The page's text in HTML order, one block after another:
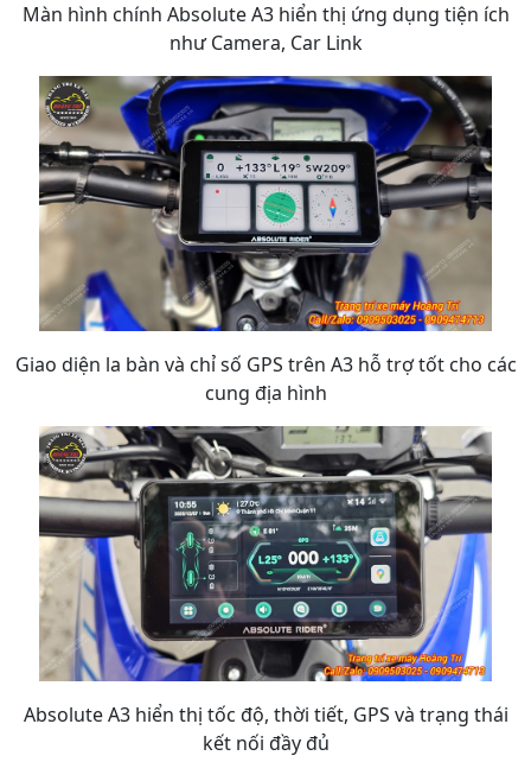
Màn hình chính Absolute A3 hiển thị ứng dụng tiện ích
như Camera, Car Link
Giao diện la bàn và chỉ số GPS trên A3 hỗ trợ tốt cho các
cung địa hình
Absolute A3 hiển thị tốc độ, thời tiết, GPS và trạng thái
kết nối đầy đủ